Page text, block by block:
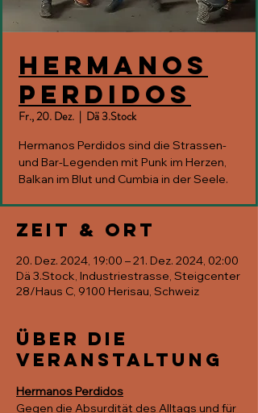
Hermanos
Perdidos
Fr., 20. Dez.
  |
Dä 3.Stock
Hermanos Perdidos sind die Strassen-
und Bar-Legenden mit Punk im Herzen,
Balkan im Blut und Cumbia in der Seele.
Zeit & Ort
20. Dez. 2024, 19:00 – 21. Dez. 2024, 02:00
Dä 3.Stock, Industriestrasse, Steigcenter
28/Haus C, 9100 Herisau, Schweiz
Über die
Veranstaltung
Hermanos Perdidos
Gegen die Absurdität des Alltags und für